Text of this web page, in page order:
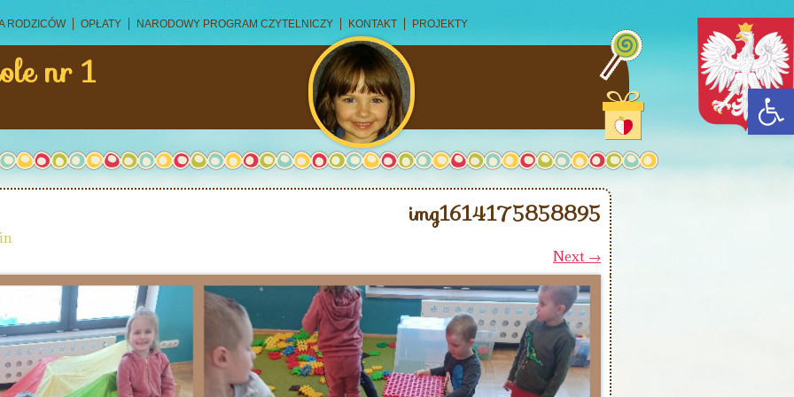
nr 1
RODZICÓW OPŁATY NARODOWY PROGRAM CZYTELNICZY KONTAKT PROJEKTY
img1614175858895
Next →